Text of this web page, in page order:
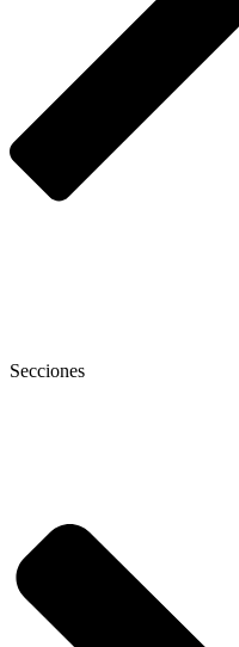
Secciones